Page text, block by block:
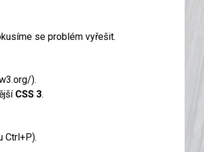
se problém vyřešit.
).
CSS 3.
Ctrl+P).